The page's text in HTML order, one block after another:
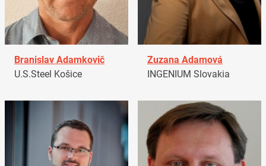
Branislav Adamkovič
U.S.Steel Košice
Zuzana Adamová
INGENIUM Slovakia